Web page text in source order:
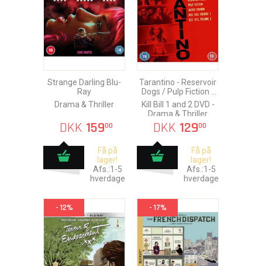
Strange Darling Blu-
Ray
Drama & Thriller
DKK 15900
Få på
lager!
Afs.:1-5
hverdage
Tarantino - Reservoir
Dogs / Pulp Fiction /
Jackie Brown
Kill Bill 1 and 2 DVD -
Drama & Thriller
DKK 12900
Få på
lager!
Afs.:1-5
hverdage
- 12% - 17%